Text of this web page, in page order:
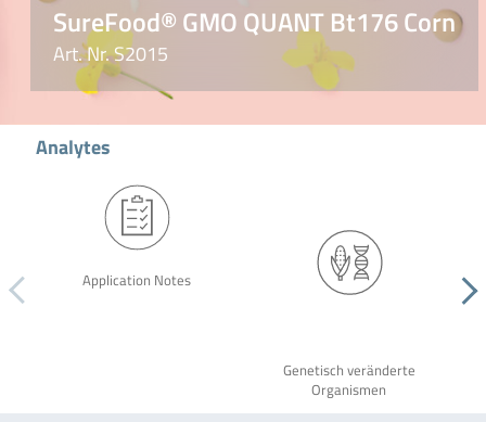
SureFood® GMO QUANT Bt176 Corn
Art. Nr. S2015
Analytes
Application Notes
Genetisch veränderte
Organismen